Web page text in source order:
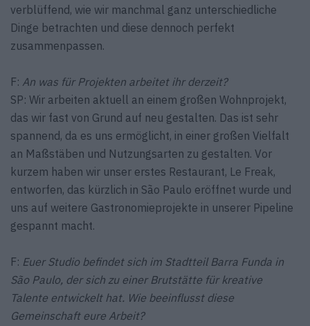
verblüffend, wie wir manchmal ganz unterschiedliche
Dinge betrachten und diese dennoch perfekt
zusammenpassen.
F: An was für Projekten arbeitet ihr derzeit?
SP: Wir arbeiten aktuell an einem großen Wohnprojekt,
das wir fast von Grund auf neu gestalten. Das ist sehr
spannend, da es uns ermöglicht, in einer großen Vielfalt
an Maßstäben und Nutzungsarten zu gestalten. Vor
kurzem haben wir unser erstes Restaurant, Le Freak,
entworfen, das kürzlich in São Paulo eröffnet wurde und
uns auf weitere Gastronomieprojekte in unserer Pipeline
gespannt macht.
F: Euer Studio befindet sich im Stadtteil Barra Funda in
São Paulo, der sich zu einer Brutstätte für kreative
Talente entwickelt hat. Wie beeinflusst diese
Gemeinschaft eure Arbeit?